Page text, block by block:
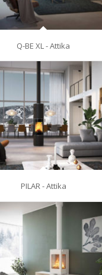
Q-BE XL - Attika
PILAR - Attika